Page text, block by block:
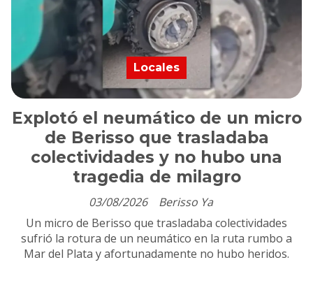
Explotó el neumático de un micro
de Berisso que trasladaba
colectividades y no hubo una
tragedia de milagro
Berisso Ya
Locales
03/08/2026
Un micro de Berisso que trasladaba colectividades
sufrió la rotura de un neumático en la ruta rumbo a
Mar del Plata y afortunadamente no hubo heridos.